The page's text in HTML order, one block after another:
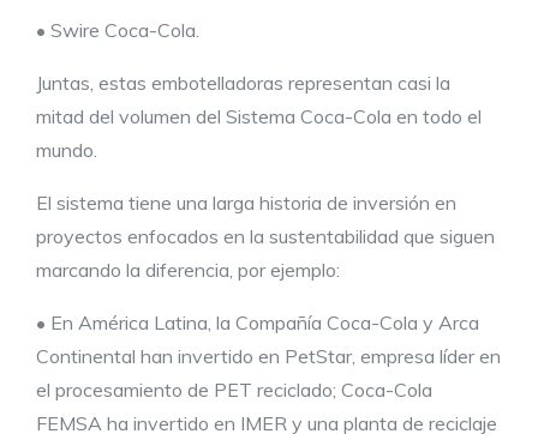
• Swire Coca-Cola.
Juntas, estas embotelladoras representan casi la
mitad del volumen del Sistema Coca-Cola en todo el
mundo.
El sistema tiene una larga historia de inversión en
proyectos enfocados en la sustentabilidad que siguen
marcando la diferencia, por ejemplo:
• En América Latina, la Compañía Coca-Cola y Arca
Continental han invertido en PetStar, empresa líder en
el procesamiento de PET reciclado; Coca-Cola
FEMSA ha invertido en IMER y una planta de reciclaje